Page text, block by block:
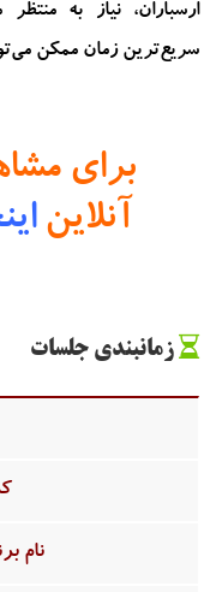
ارسباران، نیاز به
سریع‌ترین زمان ممکن
برای
آنلاین
زمانبندی جلسات